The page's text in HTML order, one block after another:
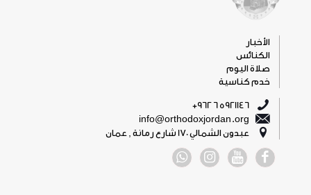
الأخبار
الكنائس
صلاة اليوم
خدم كناسية
5921146 6 962+
info@orthodoxjordan.org
عبدون الشمالي 170 شارع رمانة , عمان